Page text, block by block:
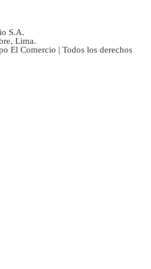
S.A.
Lima.
El Comercio | Todos los derechos